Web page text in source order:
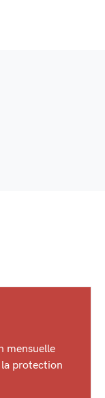
mensuelle
la protection